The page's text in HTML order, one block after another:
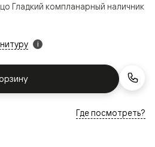
i
Гладкий компланарный наличник
Где посмотреть?